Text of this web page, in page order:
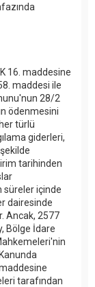
16. maddesine
maddesi ile
28/2
ödenmesini
türlü
giderleri,
tarihinden
süreler içinde
dairesinde
Ancak, 2577
Bölge İdare
tarafından